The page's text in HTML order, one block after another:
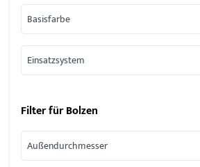
Basisfarbe
Einsatzsystem
Filter fürBolzen
Außendurchmesser